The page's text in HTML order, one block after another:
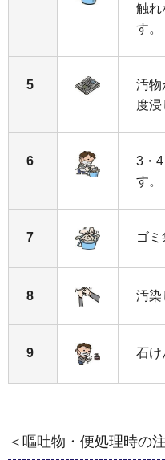
触れ
す。
5
汚物
度浸
6
3・
す。
7 ゴミ
8 汚染
9 石け
＜嘔吐物・便処理時の